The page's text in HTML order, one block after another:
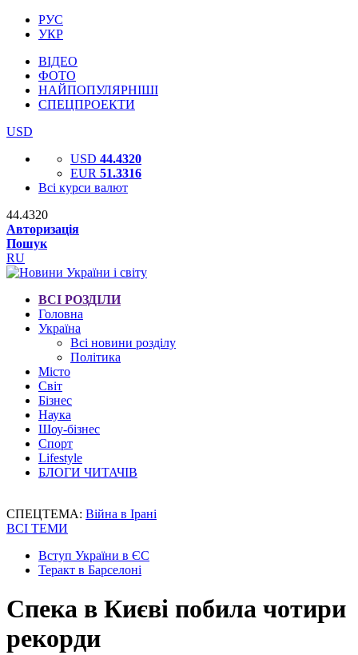
РУС
УКР
ВІДЕО
ФОТО
НАЙПОПУЛЯРНІШІ
СПЕЦПРОЕКТИ
USD
USD 44.4320
EUR 51.3316
Всі курси валют
44.4320
Авторизація
Пошук
RU
ВСІ РОЗДІЛИ
Головна
Україна
Всі новини розділу
Політика
Місто
Світ
Бізнес
Наука
Шоу-бізнес
Спорт
Lifestyle
БЛОГИ ЧИТАЧІВ
СПЕЦТЕМА: Війна в Ірані
ВСІ ТЕМИ
Вступ України в ЄС
Теракт в Барселоні
Спека в Києві побила чотири
рекорди